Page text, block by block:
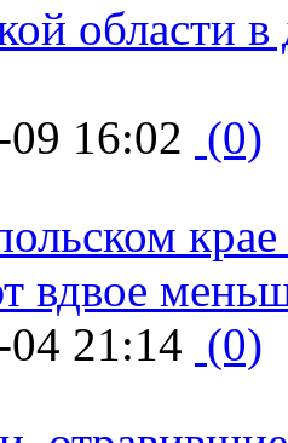
области в
16:02 (0)
вдвое
21:14 (0)